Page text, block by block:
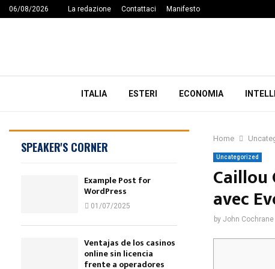
06/08/2026 La redazione Contattaci Manifesto
ITALIA ESTERI ECONOMIA
Home
Uncategorized
Caillou
avec
by John Cochrane
SPEAKER'S CORNER
Example Post for
WordPress
01/07/2025
Ventajas de los casinos
online sin licencia
frente a operadores